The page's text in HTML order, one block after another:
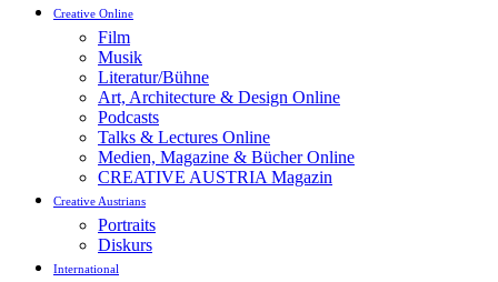
Creative Online
Film
Musik
Literatur/Bühne
Art, Architecture & Design Online
Podcasts
Talks & Lectures Online
Medien, Magazine & Bücher Online
CREATIVE AUSTRIA Magazin
Creative Austrians
Portraits
Diskurs
International